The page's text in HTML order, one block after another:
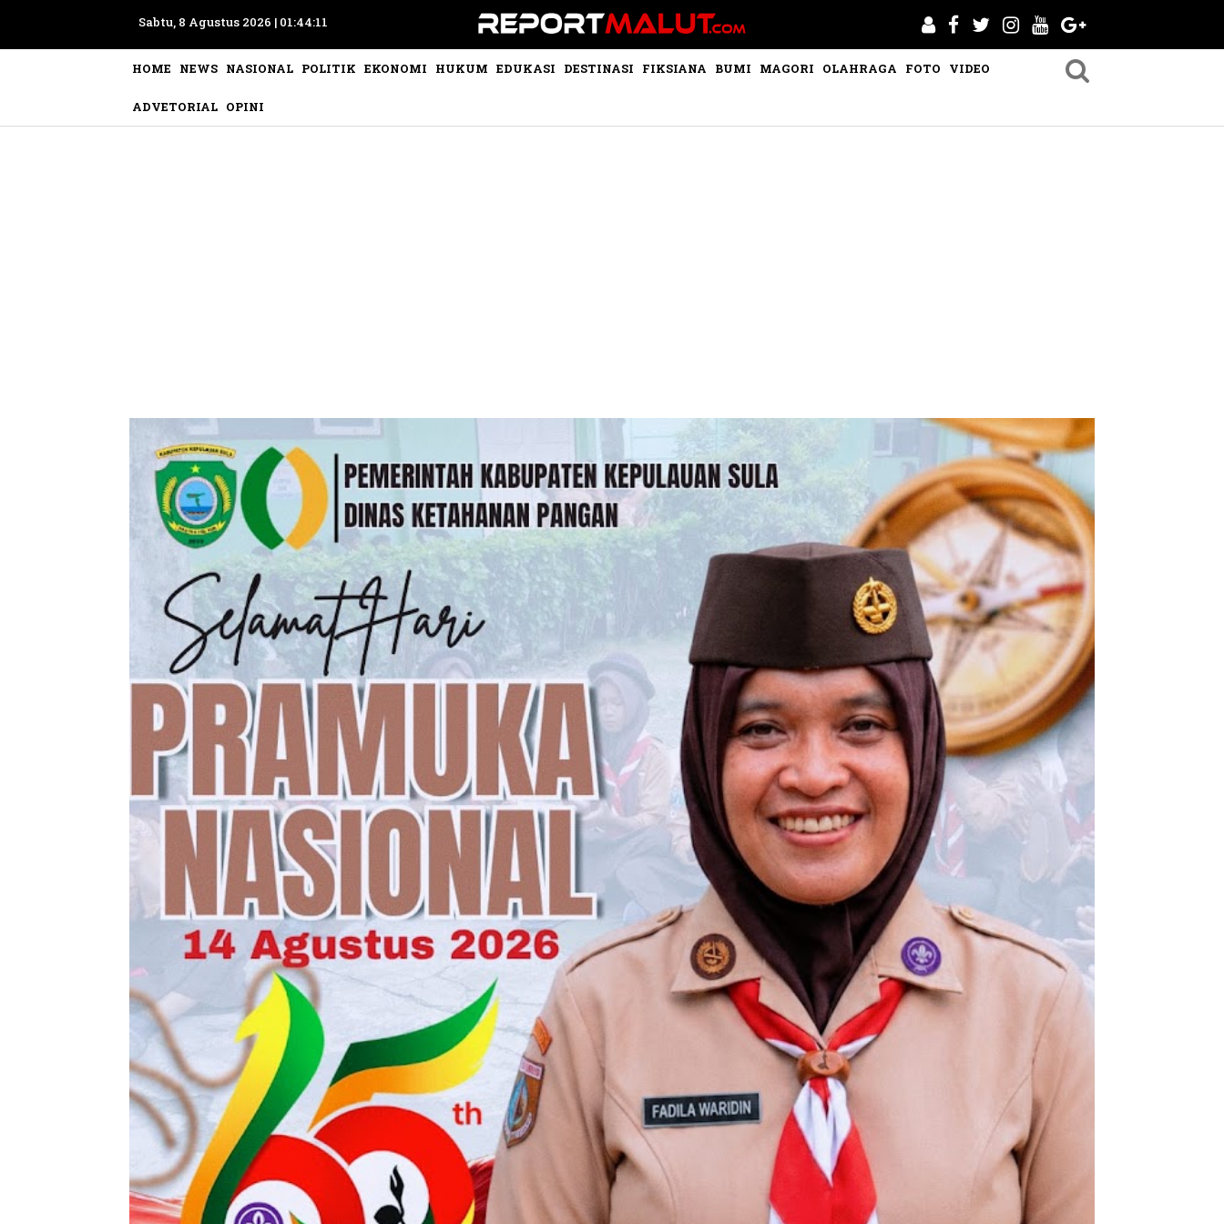
Sabtu, 8 Agustus 2026 | 01:44:14
HOME NEWS NASIONAL POLITIK EKONOMI HUKUM EDUKASI DESTINASI FIKSIANA BUMI MAGORI OLAHRAGA FOTO VIDEO
ADVETORIAL OPINI